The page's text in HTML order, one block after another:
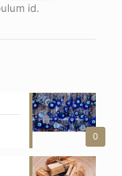
id.
0